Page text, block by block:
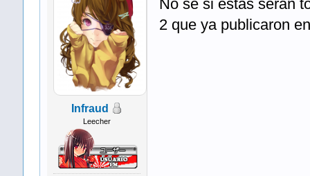
Infraud
Leecher
No se si estas serán
2 que ya publicaron